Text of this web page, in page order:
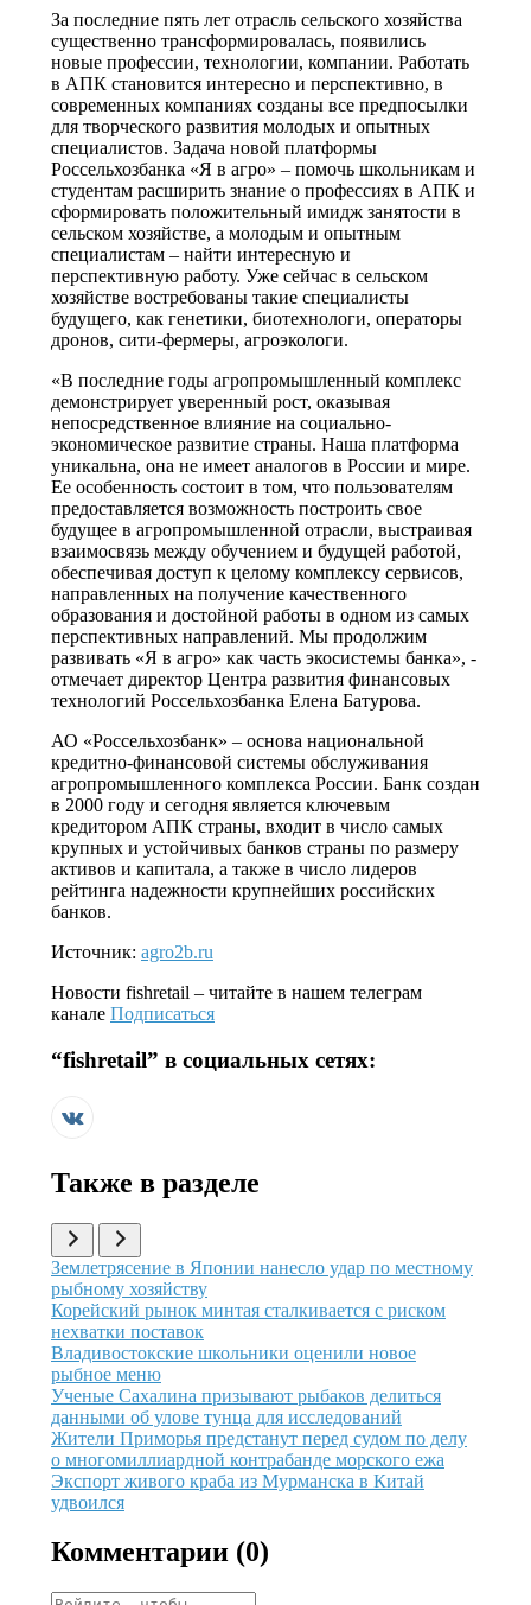
За последние пять лет отрасль сельского хозяйства
существенно трансформировалась, появились
новые профессии, технологии, компании. Работать
в АПК становится интересно и перспективно, в
современных компаниях созданы все предпосылки
для творческого развития молодых и опытных
специалистов. Задача новой платформы
Россельхозбанка «Я в агро» – помочь школьникам и
студентам расширить знание о профессиях в АПК и
сформировать положительный имидж занятости в
сельском хозяйстве, а молодым и опытным
специалистам – найти интересную и
перспективную работу. Уже сейчас в сельском
хозяйстве востребованы такие специалисты
будущего, как генетики, биотехнологи, операторы
дронов, сити-фермеры, агроэкологи.
«В последние годы агропромышленный комплекс
демонстрирует уверенный рост, оказывая
непосредственное влияние на социально-
экономическое развитие страны. Наша платформа
уникальна, она не имеет аналогов в России и мире.
Ее особенность состоит в том, что пользователям
предоставляется возможность построить свое
будущее в агропромышленной отрасли, выстраивая
взаимосвязь между обучением и будущей работой,
обеспечивая доступ к целому комплексу сервисов,
направленных на получение качественного
образования и достойной работы в одном из самых
перспективных направлений. Мы продолжим
развивать «Я в агро» как часть экосистемы банка», -
отмечает директор Центра развития финансовых
технологий Россельхозбанка Елена Батурова.
АО «Россельхозбанк» – основа национальной
кредитно-финансовой системы обслуживания
агропромышленного комплекса России. Банк создан
в 2000 году и сегодня является ключевым
кредитором АПК страны, входит в число самых
крупных и устойчивых банков страны по размеру
активов и капитала, а также в число лидеров
рейтинга надежности крупнейших российских
банков.
Источник: agro2b.ru
Новости fishretail – читайте в нашем телеграм
канале Подписаться
“fishretail” в социальных сетях:
Также в разделе
Иллюстрация новости
Землетрясение в Японии нанесло удар по местному
рыбному хозяйству
Иллюстрация новости
Корейский рынок минтая сталкивается с риском
нехватки поставок
Иллюстрация новости
Владивостокские школьники оценили новое
рыбное меню
Иллюстрация новости
Ученые Сахалина призывают рыбаков делиться
данными об улове тунца для исследований
Иллюстрация новости
Жители Приморья предстанут перед судом по делу
о многомиллиардной контрабанде морского ежа
Иллюстрация новости
Экспорт живого краба из Мурманска в Китай
удвоился
Комментарии (0)